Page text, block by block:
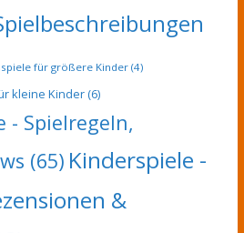
für größere Kinder(4)
kleine Kinder(6)
- Spielregeln,
(65) Kinderspiele -
&